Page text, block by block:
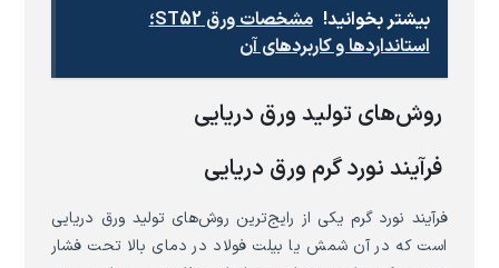
بیشتر بخوانید!
مشخصات ورق ST52؛
استانداردها و کاربردهای آن
روش‌های تولید ورق دریایی
فرآیند نورد گرم ورق دریایی
فرآیند نورد گرم یکی از رایج‌ترین روش‌های تولید ورق دریایی
است که در آن شمش یا بیلت فولاد در دمای بالا تحت فشار